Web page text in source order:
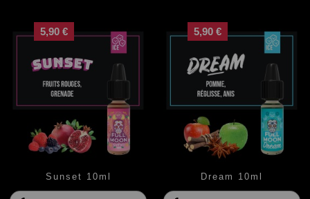
Sunset 10ml
Prix
5,90 €
Dream 10ml
Prix
5,90 €